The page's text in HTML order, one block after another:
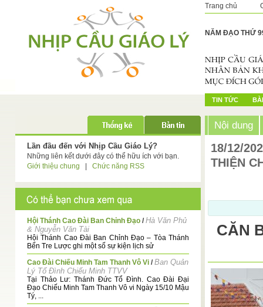
Trang chủ
NĂM ĐẠO THỨ
TIN TỨC
Lần đầu đến với Nhịp Cầu Giáo Lý?
Những liên kết dưới đây có thể hữu ích với bạn.
Giới thiệu chung
Chức năng RSS
Hội Thánh Cao Đài Ban Chỉnh Đạo /Hà Văn Phủ
& Nguyễn Văn Tài
Hội Thánh Cao Đài Ban Chỉnh Đạo – Tòa Thánh
Bến Tre Lược ghi một số sự kiện lịch sử
Cao Đài Chiếu Minh Tam Thanh Vô Vi /Ban Quản
Lý Tổ Đình Chiếu Minh TTVV
Tại Thảo Lư: Thánh Đức Tổ Đình. Cao Đài Đại
Đạo Chiếu Minh Tam Thanh Vô vi Ngày 15/10 Mậu
Tý, ...
Nội dung
18/12/
THIỆN
CĂN